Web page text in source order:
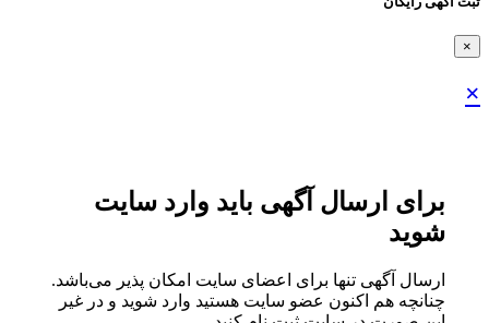
×
×
برای ارسال آگهی باید وارد سایت
شوید
ارسال آگهی تنها برای اعضای سایت امکان پذیر می‌باشد.
چنانچه هم‌ اکنون عضو سایت هستید وارد شوید و در غیر